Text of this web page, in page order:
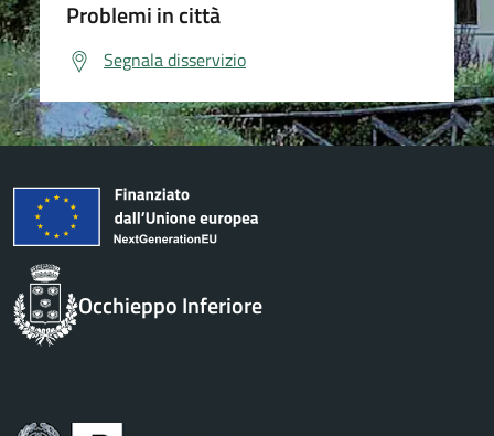
Problemi in città
Segnala disservizio
Occhieppo Inferiore